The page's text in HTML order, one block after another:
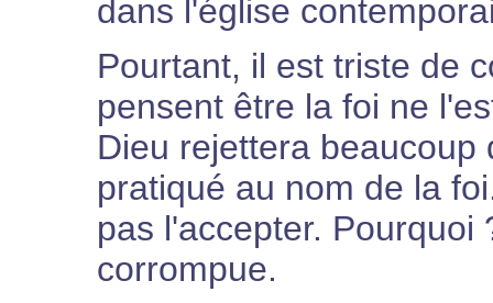
dans l'église
Pourtant, il est triste de
pensent être la foi ne
Dieu rejettera
pratiqué au nom de la
pas l'accepter. Pourquoi
corrompue.